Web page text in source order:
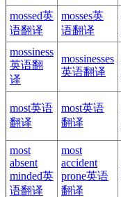
mossed英
语翻译
mosses英
语翻译
mossiness
英语翻
译
mossinesses
英语翻译
most英语
翻译
most英语
翻译
most
absent
minded英
语翻译
most
accident
prone英语
翻译